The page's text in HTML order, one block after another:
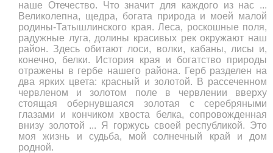
наше Отечество. Что значит для каждого из нас ...
Великолепна, щедра, богата природа и моей малой
родины-Татышлинского края. Леса, роскошные поля,
радужные луга, долины красивых рек окружают наш
район. Здесь обитают лоси, волки, кабаны, лисы и,
конечно, белки. История края и богатство природы
отражены в гербе нашего района. Герб разделен на
два ярких цвета: красный и золотой. В рассеченном
червленом и золотом поле в червлении вверху
стоящая обернувшаяся золотая с серебряными
глазами и кончиком хвоста белка, сопровожденная
внизу золотой ... Я горжусь своей республикой. Это
моя жизнь и судьба, мой солнечный край и дом
родной.